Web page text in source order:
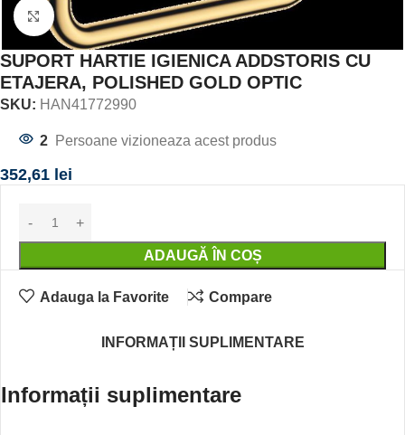
Click to enlarge
SUPORT HARTIE IGIENICA ADDSTORIS CU
ETAJERA, POLISHED GOLD OPTIC
SKU: HAN41772990
2 Persoane vizioneaza acest produs
352,61 lei
ADAUGĂ ÎN COȘ
Adauga la Favorite Compare
INFORMAȚII SUPLIMENTARE
Informații suplimentare